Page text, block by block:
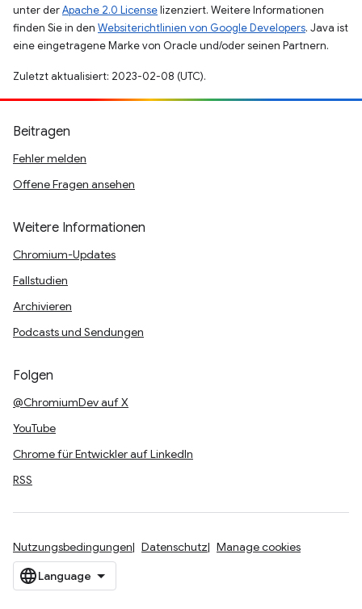
unter derApache 2.0 Licenselizenziert. Weitere Informationen
finden Sie in den Websiterichtlinien von Google Developers. Java ist
eine eingetragene Marke von Oracle und/oder seinen Partnern.
Zuletzt aktualisiert: 2023-02-08 (UTC).
Beitragen
Fehler melden
Offene Fragen ansehen
Weitere Informationen
Chromium-Updates
Fallstudien
Archivieren
Podcasts und Sendungen
Folgen
@ChromiumDev auf X
YouTube
Chrome für Entwickler auf LinkedIn
RSS
Nutzungsbedingungen Datenschutz Manage cookies